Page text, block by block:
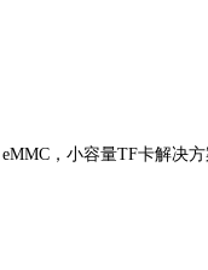
，小容量TF卡解决方